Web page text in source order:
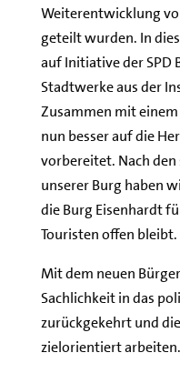
Weiterentwicklung
geteilt wurden. In
auf Initiative der SPD
Stadtwerke aus der
Zusammen mit
nun besser auf die
vorbereitet. Nach
unserer Burg haben
die Burg Eisenhardt
Touristen offen bleibt.
Mit dem neuen
Sachlichkeit in das
zurückgekehrt und
zielorientiert arbeiten.